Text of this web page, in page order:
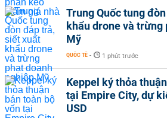
Trung Quốc tung
khẩu drone và trừng
Mỹ
QUỐC TẾ - 1 phút trước
Keppel ký thỏa
tại Empire City, dự
USD